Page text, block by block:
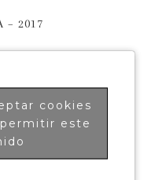
– 2017
cookies
este